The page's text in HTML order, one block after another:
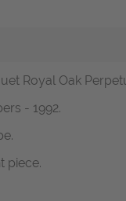
Royal Oak
- 1992.
piece.